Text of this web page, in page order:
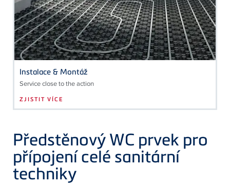
Instalace & Montáž
Service close to the action
ZJISTIT VÍCE
Předstěnový WC prvek pro
přípojení celé sanitární
techniky